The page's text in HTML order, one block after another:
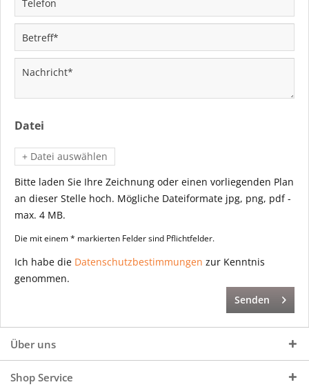
Datei
+ Datei auswählen
Bitte laden Sie Ihre Zeichnung oder einen vorliegenden Plan
an dieser Stelle hoch. Mögliche Dateiformate jpg, png, pdf -
max. 4 MB.
Die mit einem * markierten Felder sind Pflichtfelder.
Ich habe die Datenschutzbestimmungen zur Kenntnis
genommen.
Senden
Über uns
Shop Service